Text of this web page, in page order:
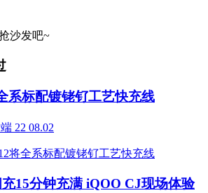
沙发吧~
系标配镀铑钌工艺快充线
22 08.02
15分钟充满 iQOO CJ现场体验